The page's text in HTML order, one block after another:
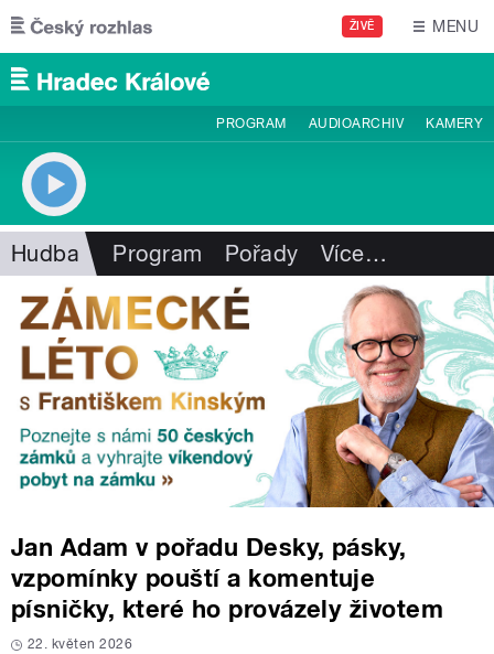
Přejít k hlavnímu obsahu
ŽIVĚ MENU
PROGRAM AUDIOARCHIV KAMERY
Hudba Program Pořady Více…
Jan Adam v pořadu Desky, pásky,
vzpomínky pouští a komentuje
písničky, které ho provázely životem
22. květen 2026